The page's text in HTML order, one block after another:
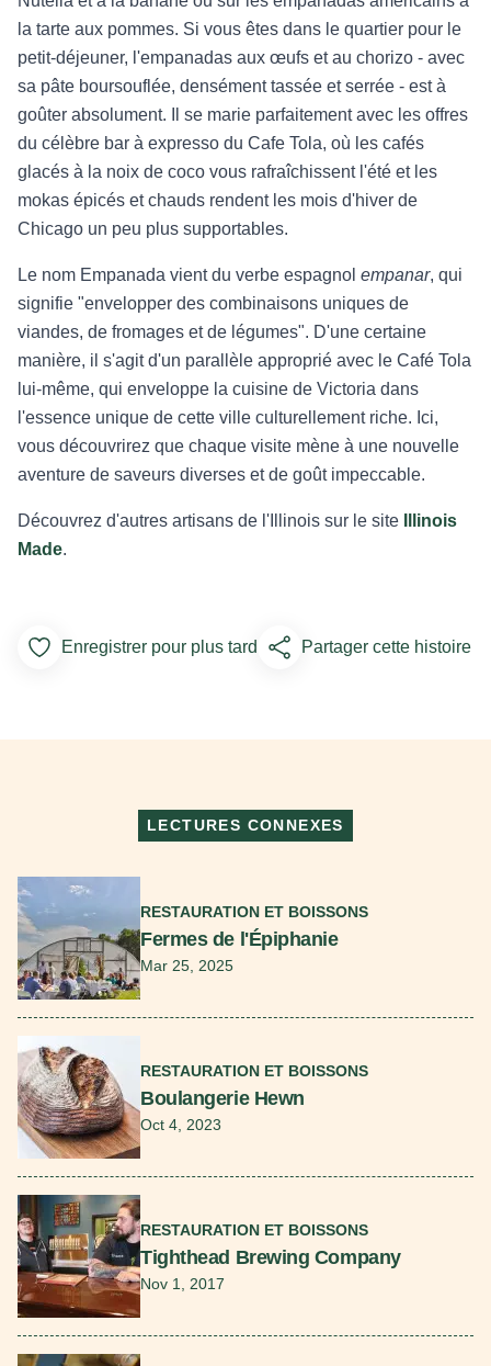
la tarte aux pommes. Si vous êtes dans le quartier pour le
petit-déjeuner, l'empanadas aux œufs et au chorizo - avec
sa pâte boursouflée, densément tassée et serrée - est à
goûter absolument. Il se marie parfaitement avec les offres
du célèbre bar à expresso du Cafe Tola, où les cafés
glacés à la noix de coco vous rafraîchissent l'été et les
mokas épicés et chauds rendent les mois d'hiver de
Chicago un peu plus supportables.
Le nom Empanada vient du verbe espagnol empanar, qui
signifie "envelopper des combinaisons uniques de
viandes, de fromages et de légumes". D'une certaine
manière, il s'agit d'un parallèle approprié avec le Café Tola
lui-même, qui enveloppe la cuisine de Victoria dans
l'essence unique de cette ville culturellement riche. Ici,
vous découvrirez que chaque visite mène à une nouvelle
aventure de saveurs diverses et de goût impeccable.
Découvrez d'autres artisans de l'Illinois sur le site
Illinois
Made.
Add to Favorites
Enregistrer pour plus tard Partager cette histoire
LECTURES CONNEXES
RESTAURATION ET BOISSONS
Fermes de l'Épiphanie
Mar 25, 2025
RESTAURATION ET BOISSONS
Boulangerie Hewn
Oct 4, 2023
RESTAURATION ET BOISSONS
Tighthead Brewing Company
Nov 1, 2017